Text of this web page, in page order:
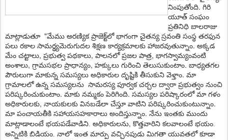
నింపుతోంది. గిరి
యూత్ సంఘం
ప్ర‌తినిధి బాల‌రాజు
మాట్లాడుతూ "మేము అర‌ణ్యిక ప్రాజెక్ట్‌లో భాగంగా చైత‌న్య స్ర‌వంతి సంస్థ త‌ర‌ఫున
ప‌లు ర‌కాల సామ‌ర్ధ్యమెరుగుద‌ల శిక్ష‌ణ కార్యక్ర‌మాలకు హాజ‌ర‌వుతున్నాం. అక్క‌డ
మేం చ‌ట్టాలు, ప్ర‌భుత్వ ప‌థ‌కాలు, పాల‌నలో ప్ర‌జ‌ల పాత్ర, భాగ‌స్వామ్యంవంటి
అంశాలు, గ్రామ‌స‌భ‌ల ప్రాధాన్యం, హ‌క్కులు గురించి తెలుసుకుంటాం. బాధ్య‌తగ‌ల
పౌరులుగా మాకున్న స‌మ‌స్య‌లు అధికారుల దృష్టికి తీసుకుని వెళ్తాం. మా
గ్రామాల‌లో ఉన్న స‌మ‌స్య‌ల‌ను సామ‌ర‌స్య పూర్వ‌క చ‌ర్చ‌ల ద్వారా ప్ర‌భుత్వం నుంచి
ప‌రిష్క‌రించుకుంటాం. మాకు న‌మ్మ‌కం పెరిగింది. స‌మ‌స్య‌ల ప‌రిష్కారంలో మా గ‌ళం
అధికారుల‌కు, నాయ‌కుల‌కు విన‌బ‌డేలా చేస్తూ వాటిని ప‌రిష్క‌రించుకుంటున్నాం.
మా పంచాయ‌తీకి స‌హాయ‌స‌హ‌కారాలు అందిస్తున్నాం. నేను ఇంతకు ముందు
మాట్లాడాలంటే భ‌య‌ప‌డేవాడిని. అధికారుల‌ను, కొత్తవారిని క‌ల‌వాలంటే భ‌యం.
అన్నిటికి బిడియం. నాలో ఇంత మార్పు వచ్చినపుడు మిగతా యువతలో కూడా